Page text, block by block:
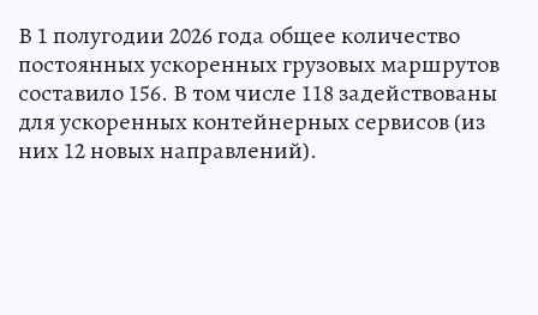
В 1 полугодии 2026 года общее количество
постоянных ускоренных грузовых маршрутов
составило 156. В том числе 118 задействованы
для ускоренных контейнерных сервисов (из
них 12 новых направлений).